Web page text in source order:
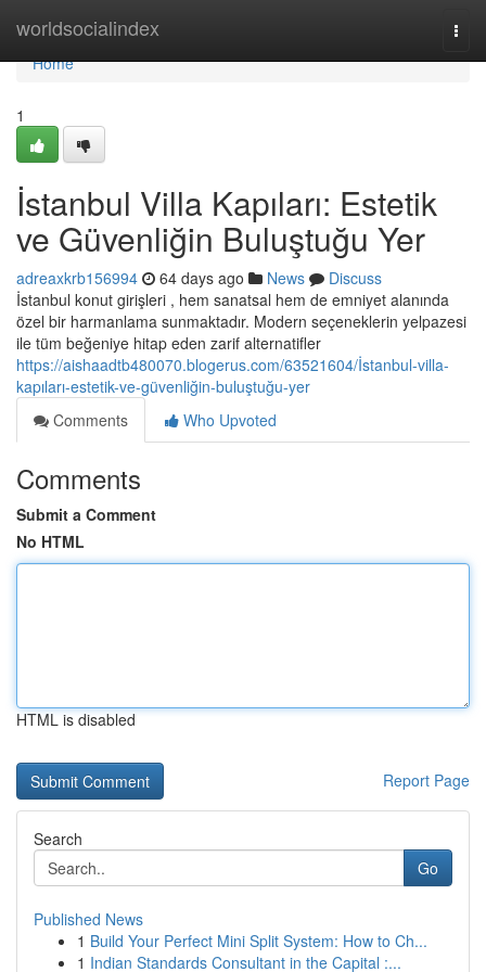
worldsocialindex
Home
Home
1
İstanbul Villa Kapıları: Estetik
ve Güvenliğin Buluştuğu Yer
adreaxkrb156994 64 days ago News
Discuss
İstanbul konut girişleri , hem sanatsal hem de emniyet alanında
özel bir harmanlama sunmaktadır. Modern seçeneklerin yelpazesi
ile tüm beğeniye hitap eden zarif alternatifler
https://aishaadtb480070.blogerus.com/63521604/İstanbul-villa-
kapıları-estetik-ve-güvenliğin-buluştuğu-yer
Comments
Who Upvoted
Comments
Submit a Comment
No HTML
HTML is disabled
Report Page
Search
Go
Published News
1 Build Your Perfect Mini Split System: How to Ch...
1 Indian Standards Consultant in the Capital :...